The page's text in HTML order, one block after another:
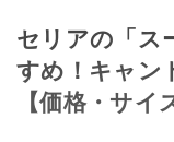
セリアの「ス
すめ！キャン
【価格・サイ